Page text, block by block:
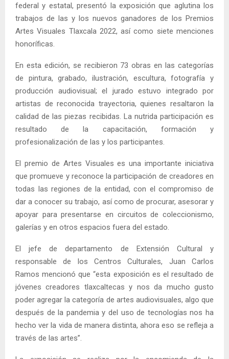
federal y estatal, presentó la exposición que aglutina los
trabajos de las y los nuevos ganadores de los Premios
Artes Visuales Tlaxcala 2022, así como siete menciones
honoríficas.
En esta edición, se recibieron 73 obras en las categorías
de pintura, grabado, ilustración, escultura, fotografía y
producción audiovisual; el jurado estuvo integrado por
artistas de reconocida trayectoria, quienes resaltaron la
calidad de las piezas recibidas. La nutrida participación es
resultado de la capacitación, formación y
profesionalización de las y los participantes.
El premio de Artes Visuales es una importante iniciativa
que promueve y reconoce la participación de creadores en
todas las regiones de la entidad, con el compromiso de
dar a conocer su trabajo, así como de procurar, asesorar y
apoyar para presentarse en circuitos de coleccionismo,
galerías y en otros espacios fuera del estado.
El jefe de departamento de Extensión Cultural y
responsable de los Centros Culturales, Juan Carlos
Ramos mencionó que “esta exposición es el resultado de
jóvenes creadores tlaxcaltecas y nos da mucho gusto
poder agregar la categoría de artes audiovisuales, algo que
después de la pandemia y del uso de tecnologías nos ha
hecho ver la vida de manera distinta, ahora eso se refleja a
través de las artes”.